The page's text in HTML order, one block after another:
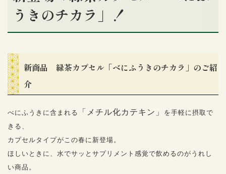
うきのチカラ」！
新商品 緑茶カプセル「べにふうきのチカラ」のご紹
介
べにふうきに含まれる 「メチル化カテキン」
を手軽に摂取で
きる、
カプセルタイプがこの春に新登場。
ほしいときに、水でサッとサプリメント感覚で飲めるのがうれし
い商品。